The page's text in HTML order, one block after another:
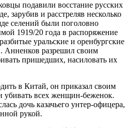
подавили восстание русских
зарубив и расстреляв несколько
селений были поголовно
1919/20 года в распоряжение
уральские и оренбургские
Анненков разрешил своим
пришедших, насиловать их
в Китай, он приказал своим
убивать всех женщин-беженок.
дочь казачьего унтер-офицера,
рукой.